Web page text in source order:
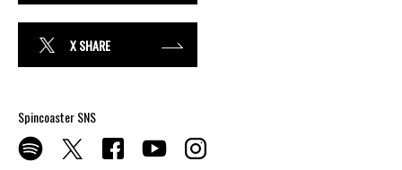
X SHARE
Spincoaster SNS